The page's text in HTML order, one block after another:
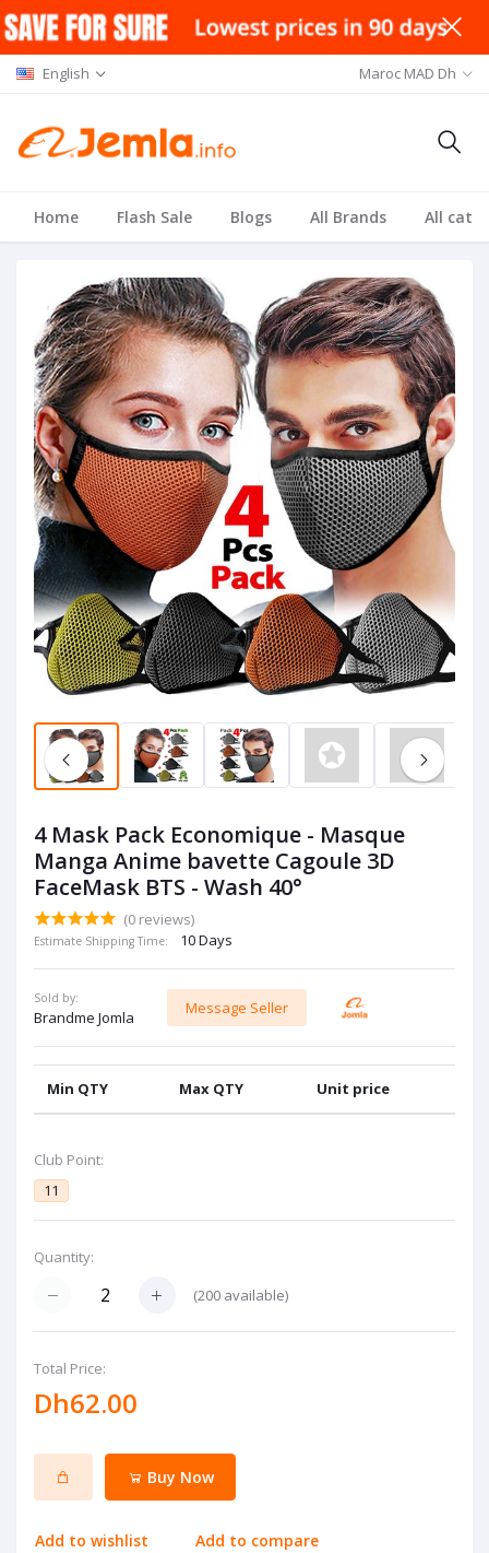
English Maroc MAD Dh
Home Flash Sale Blogs All Brands All
4 Mask Pack Economique - Masque
Manga Anime bavette Cagoule 3D
FaceMask BTS - Wash 40°
(0 reviews)
Estimate Shipping Time: 10 Days
Sold by:
Brandme Jomla
Message Seller
Min QTY Max QTY Unit price
Club Point:
11
Quantity:
(200 available)
Total Price:
Dh62.00
Buy Now
Add to wishlist Add to compare